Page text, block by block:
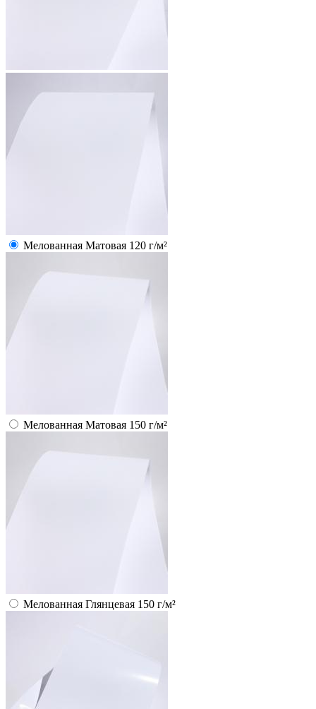
Мелованная Матовая 120 г/м²
Мелованная Матовая 150 г/м²
Мелованная Глянцевая 150 г/м²